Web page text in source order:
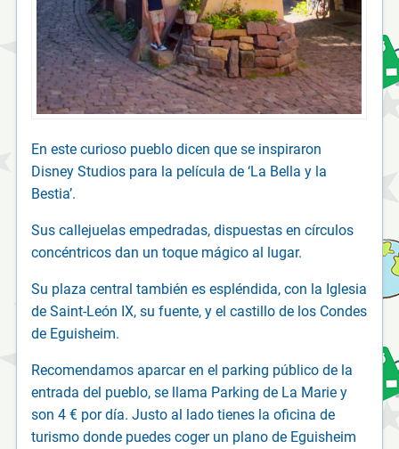
En este curioso pueblo dicen que se inspiraron
Disney Studios para la película de ‘La Bella y la
Bestia’.
Sus callejuelas empedradas, dispuestas en círculos
concéntricos dan un toque mágico al lugar.
Su plaza central también es espléndida, con la Iglesia
de Saint-León IX, su fuente, y el castillo de los Condes
de Eguisheim.
Recomendamos aparcar en el parking público de la
entrada del pueblo, se llama Parking de La Marie y
son 4 € por día. Justo al lado tienes la oficina de
turismo donde puedes coger un plano de Eguisheim